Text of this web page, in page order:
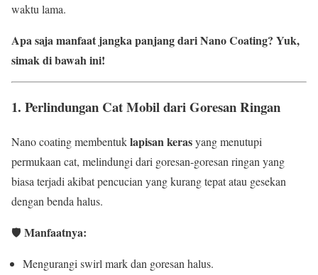
waktu lama.
Apa saja manfaat jangka panjang dari Nano Coating? Yuk,
simak di bawah ini!
1. Perlindungan Cat Mobil dari Goresan Ringan
Nano coating membentuklapisan kerasyang menutupi
permukaan cat, melindungi dari goresan-goresan ringan yang
biasa terjadi akibat pencucian yang kurang tepat atau gesekan
dengan benda halus.
🛡️ Manfaatnya:
Mengurangi swirl mark dan goresan halus.